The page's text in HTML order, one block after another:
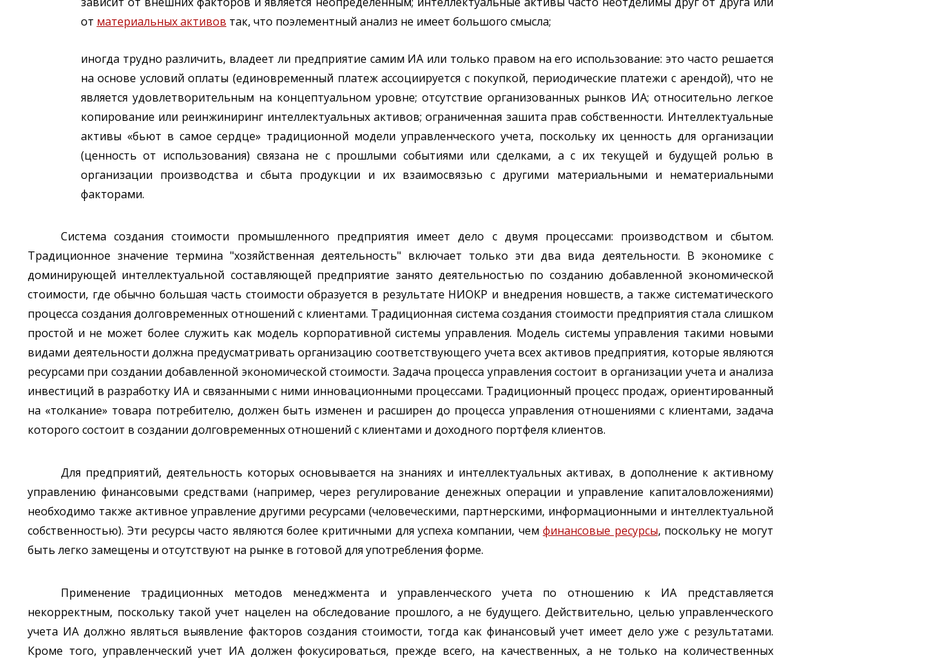
от материальных активов так, что поэлементный анализ не имеет большого смысла;
иногда трудно различить, владеет ли предприятие самим ИА или только правом на его использование: это часто решается
на основе условий оплаты (единовременный платеж ассоциируется с покупкой, периодические платежи с арендой), что не
является удовлетворительным на концептуальном уровне; отсутствие организованных рынков ИА; относительно легкое
копирование или реинжиниринг интеллектуальных активов; ограниченная зашита прав собственности. Интеллектуальные
активы «бьют в самое сердце» традиционной модели управленческого учета, поскольку их ценность для организации
(ценность от использования) связана не с прошлыми событиями или сделками, а с их текущей и будущей ролью в
организации производства и сбыта продукции и их взаимосвязью с другими материальными и нематериальными
факторами.
Система создания стоимости промышленного предприятия имеет дело с двумя процессами: производством и сбытом.
Традиционное значение термина "хозяйственная деятельность" включает только эти два вида деятельности. В экономике с
доминирующей интеллектуальной составляющей предприятие занято деятельностью по созданию добавленной экономической
стоимости, где обычно большая часть стоимости образуется в результате НИОКР и внедрения новшеств, а также систематического
процесса создания долговременных отношений с клиентами. Традиционная система создания стоимости предприятия стала слишком
простой и не может более служить как модель корпоративной системы управления. Модель системы управления такими новыми
видами деятельности должна предусматривать организацию соответствующего учета всех активов предприятия, которые являются
ресурсами при создании добавленной экономической стоимости. Задача процесса управления состоит в организации учета и анализа
инвестиций в разработку ИА и связанными с ними инновационными процессами. Традиционный процесс продаж, ориентированный
на «толкание» товара потребителю, должен быть изменен и расширен до процесса управления отношениями с клиентами, задача
которого состоит в создании долговременных отношений с клиентами и доходного портфеля клиентов.
Для предприятий, деятельность которых основывается на знаниях и интеллектуальных активах, в дополнение к активному
управлению финансовыми средствами (например, через регулирование денежных операции и управление капиталовложениями)
необходимо также активное управление другими ресурсами (человеческими, партнерскими, информационными и интеллектуальной
собственностью). Эти ресурсы часто являются более критичными для успеха компании, чемфинансовые ресурсы, поскольку не могут
быть легко замещены и отсутствуют на рынке в готовой для употребления форме.
Применение традиционных методов менеджмента и управленческого учета по отношению к ИА представляется
некорректным, поскольку такой учет нацелен на обследование прошлого, а не будущего. Действительно, целью управленческого
учета ИА должно являться выявление факторов создания стоимости, тогда как финансовый учет имеет дело уже с результатами.
Кроме того, управленческий учет ИА должен фокусироваться, прежде всего, на качественных, а не только на количественных